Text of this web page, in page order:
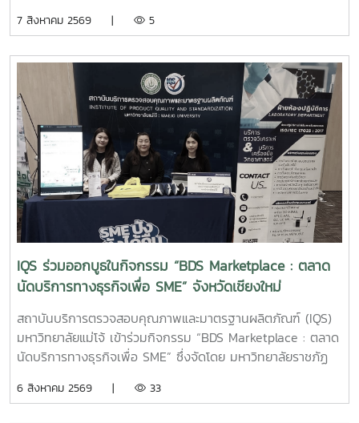
ผลิตภัณฑ์ และสาธิตแนวทางการใช้ ผลิตภัณฑ์จุลินทรีย์ MMO
และดูแลพื้นที่ต่าง ๆ ภายในสถานประกอบการ เพื่อเพิ่ม
ประสิทธิภาพในการจัดการด้านสุขอนามัย ลดกลิ่นไม่พึงประสงค์
และสนับสนุนการดำเนินธุรกิจที่เป็นมิตรต่อสิ่งแวดล้อม การ
ลงพื้นที่ในครั้งนี้ นำโดย ผู้ช่วยศาสตราจารย์ ดร.ฉันทนา ซูแสวง
ทรัพย์ รองผู้อำนวยการฝ่ายวิจัยและนวัตกรรม และ นายพัฒน์ โก
จินอก หัวหน้าฝ่ายพัฒนาและส่งเสริมปัจจัยการผลิต พร้อมด้วย
บุคลากรในฝ่าย ได้แก่ นางสาววาสนา กาฬภักดี นักวิทยาศาสตร์
นายสหรัฐ ตั๋นก้อน เจ้าหน้าที่ขายจุลินทรีย์ และ นายนิวัช ออนศรี
ผู้ปฏิบัติงานเกษตร การให้คำแนะนำและสาธิตการใช้งานในครั้งนี้
มุ่งเน้นการถ่ายทอดองค์ความรู้เกี่ยวกับการใช้ผลิตภัณฑ์จุลินทรีย์
ให้เหมาะสมกับพื้นที่ใช้งานจริง พร้อมแลกเปลี่ยนข้อมูลและข้อ
เสนอแนะกับผู้ประกอบการ เพื่อให้สามารถนำผลิตภัณฑ์ไป
ประยุกต์ใช้ได้อย่างเกิดประสิทธิภาพสูงสุด และส่งเสริมการจัดการ
สิ่งแวดล้อมภายในธุรกิจโรงแรมอย่างยั่งยืน สถาบันบริการตรวจ
สอบคุณภาพและมาตรฐานผลิตภัณฑ์ มหาวิทยาลัยแม่โจ้ ยังคง
มุ่งมั่นในการพัฒนา ถ่ายทอดองค์ความรู้ และสนับสนุนการใช้
บริการแก่ภาคธุรกิจและสังคมอย่างต่อเนื่อง
7 สิงหาคม 2569 | 5
IQS ร่วมออกบูธในกิจกรรม “BDS Marketplace : ตลาด
นัดบริการทางธุรกิจเพื่อ SME” จังหวัดเชียงใหม่
สถาบันบริการตรวจสอบคุณภาพและมาตรฐานผลิตภัณฑ์ (IQS)
มหาวิทยาลัยแม่โจ้ เข้าร่วมกิจกรรม “BDS Marketplace : ตลาด
นัดบริการทางธุรกิจเพื่อ SME” ซึ่งจัดโดย มหาวิทยาลัยราชภัฏ
ข่ายผู้ให้บริการโครงการส่งเสริมผู้ประกอบการผ่านระบบ BDS
6 สิงหาคม 2569 | 33